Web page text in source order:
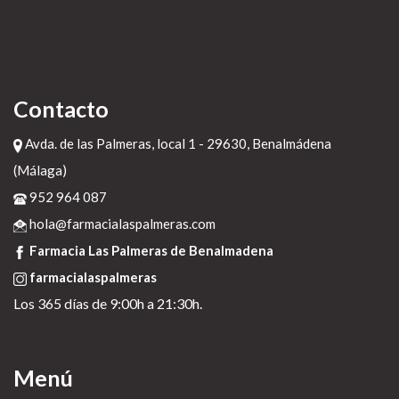
Contacto
Avda. de las Palmeras, local 1 - 29630, Benalmádena
(Málaga)
952 964 087
hola@farmacialaspalmeras.com
Farmacia Las Palmeras de Benalmadena
farmacialaspalmeras
Los 365 días de 9:00h a 21:30h.
Menú